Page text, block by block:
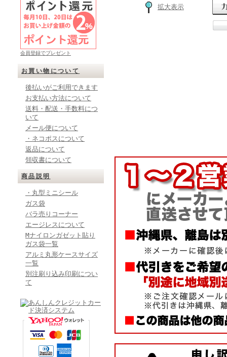
会員登録でプレゼント
お買い物について
後払いがご利用できます
お支払い方法について
送料・配送・手数料につ
いて
メール便について
・ネコポスについて
返品について
領収書について
商品説明
・丸型ミニシール
ガス袋
バラ売りコーナー
エージレスについて
Mナイロンガゼット貼り
ガス袋一覧
アルミ丸形ケースサイズ
一覧
別注刷り込み印刷につい
て
拡大表示